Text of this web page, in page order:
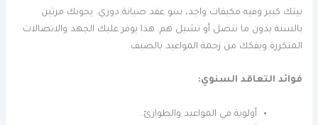
بيتك كبير وفيه مكيفات واجد، سو عقد صيانة دوري. يجونك مرتين
بالسنة بدون ما تتصل أو تشيل هم. هذا يوفر عليك الجهد والاتصالات
المتكررة ويفكك من زحمة المواعيد بالصيف.
فوائد التعاقد السنوي:
أولوية في المواعيد والطوارئ.